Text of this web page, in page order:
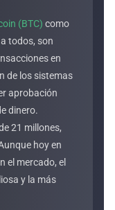
(BTC) como
todos, son
en
de los sistemas
aprobación
dinero.
21 millones,
hoy en
el mercado, el
y la más